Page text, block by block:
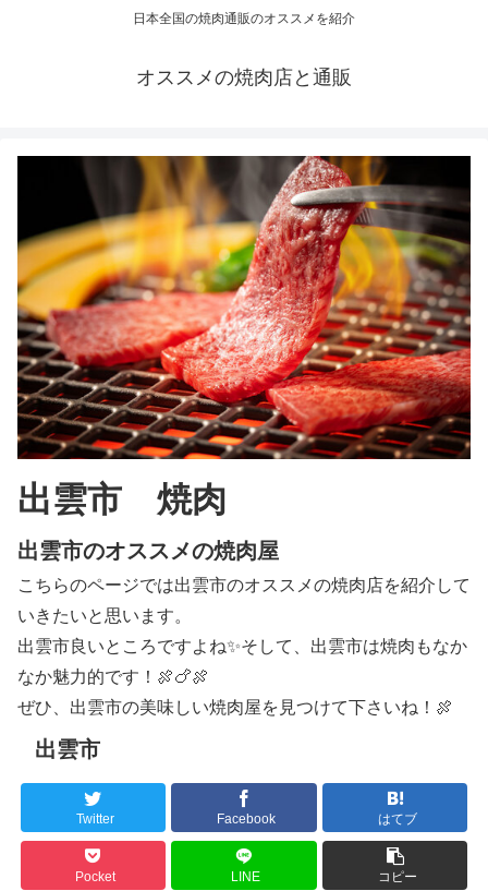
日本全国の焼肉通販のオススメを紹介
オススメの焼肉店と通販
出雲市 焼肉
出雲市のオススメの焼肉屋
こちらのページでは出雲市のオススメの焼肉店を紹介して
いきたいと思います。
出雲市良いところですよね✨そして、出雲市は焼肉もなか
なか魅力的です！🍖🍗🍖
ぜひ、出雲市の美味しい焼肉屋を見つけて下さいね！🍖
出雲市
Twitter Facebook はてブ
Pocket LINE コピー